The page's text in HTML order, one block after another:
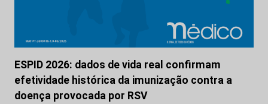
ESPID 2026: dados de vida real confirmam
efetividade histórica da imunização contra a
doença provocada por RSV